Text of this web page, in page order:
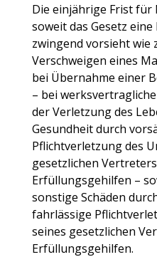
Die einjährige Frist
soweit das Gesetz
zwingend vorsieht wie
Verschweigen eines
bei Übernahme einer
– bei
der Verletzung des
Gesundheit durch
Pflichtverletzung des
gesetzlichen
Erfüllungsgehilfen –
sonstige Schäden
fahrlässige
seines gesetzlichen
Erfüllungsgehilfen.